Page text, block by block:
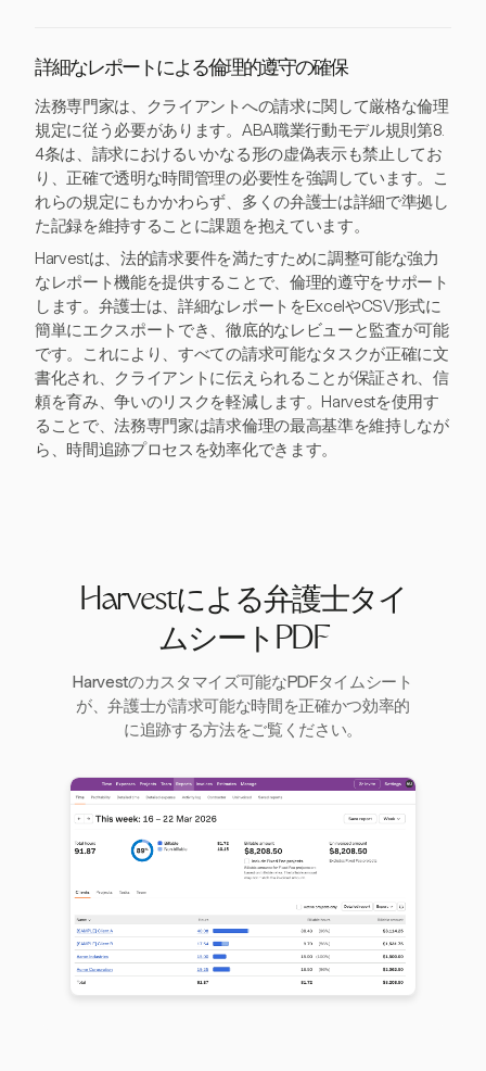
詳細なレポートによる倫理的遵守の確保
法務専門家は、クライアントへの請求に関して厳格な倫理
規定に従う必要があります。ABA職業行動モデル規則第8.
4条は、請求におけるいかなる形の虚偽表示も禁止してお
り、正確で透明な時間管理の必要性を強調しています。こ
れらの規定にもかかわらず、多くの弁護士は詳細で準拠し
た記録を維持することに課題を抱えています。
Harvestは、法的請求要件を満たすために調整可能な強力
なレポート機能を提供することで、倫理的遵守をサポート
します。弁護士は、詳細なレポートをExcelやCSV形式に
簡単にエクスポートでき、徹底的なレビューと監査が可能
です。これにより、すべての請求可能なタスクが正確に文
書化され、クライアントに伝えられることが保証され、信
頼を育み、争いのリスクを軽減します。Harvestを使用す
ることで、法務専門家は請求倫理の最高基準を維持しなが
ら、時間追跡プロセスを効率化できます。
Harvestによる弁護士タイ
ムシートPDF
Harvestのカスタマイズ可能なPDFタイムシート
が、弁護士が請求可能な時間を正確かつ効率的
に追跡する方法をご覧ください。